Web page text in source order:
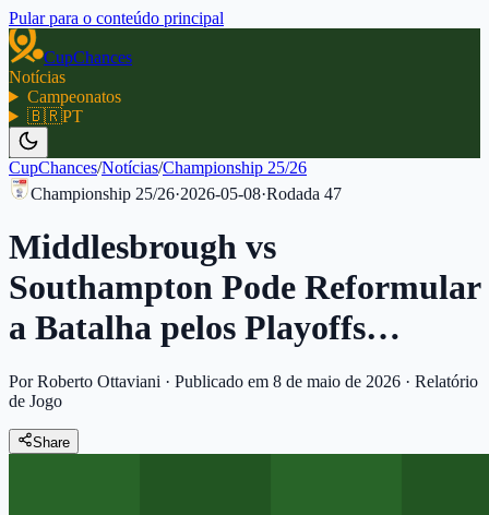
Pular para o conteúdo principal
CupChances
Notícias
Campeonatos
🇧🇷PT
CupChances/Notícias/Championship 25/26
Championship 25/26·2026-05-08·Rodada 47
Middlesbrough vs
Southampton Pode Reformular
a Batalha pelos Playoffs…
Por Roberto Ottaviani · Publicado em 8 de maio de 2026 · Relatório
de Jogo
Share